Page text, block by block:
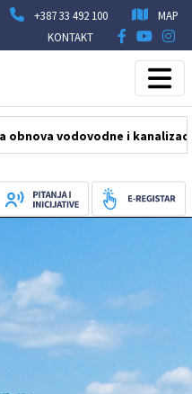
+387 33 492 100
MAP
KONTAKT
vodovodne i kanalizacione